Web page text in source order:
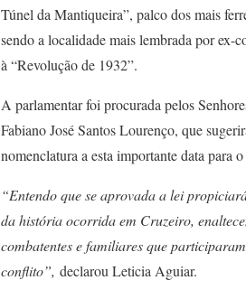
Túnel da Mantiqueira”, palco dos mais
sendo a localidade mais lembrada por ex-
à “Revolução de 1932”.
A parlamentar foi procurada pelos
Fabiano José Santos Lourenço, que
nomenclatura a esta importante data para
“Entendo que se aprovada a lei
da história ocorrida em Cruzeiro,
combatentes e familiares que
conflito”, declarou Leticia Aguiar.